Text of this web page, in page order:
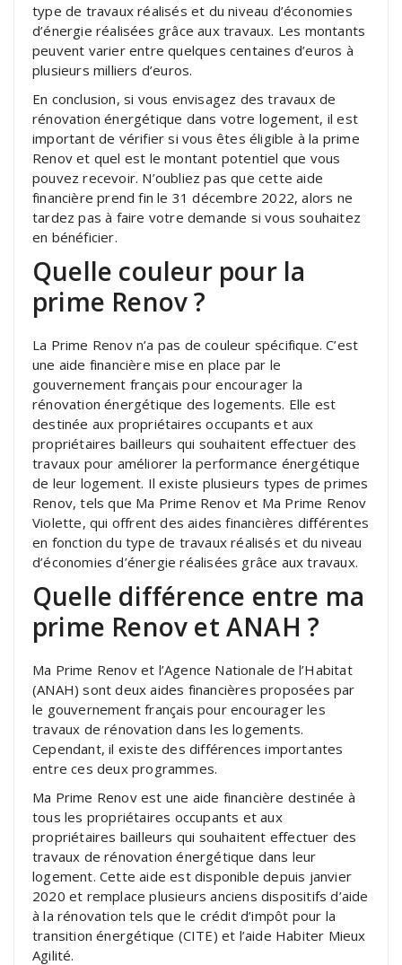
type de travaux réalisés et du niveau d’économies
d’énergie réalisées grâce aux travaux. Les montants
peuvent varier entre quelques centaines d’euros à
plusieurs milliers d’euros.
En conclusion, si vous envisagez des travaux de
rénovation énergétique dans votre logement, il est
important de vérifier si vous êtes éligible à la prime
Renov et quel est le montant potentiel que vous
pouvez recevoir. N’oubliez pas que cette aide
financière prend fin le 31 décembre 2022, alors ne
tardez pas à faire votre demande si vous souhaitez
en bénéficier.
Quelle couleur pour la
prime Renov ?
La Prime Renov n’a pas de couleur spécifique. C’est
une aide financière mise en place par le
gouvernement français pour encourager la
rénovation énergétique des logements. Elle est
destinée aux propriétaires occupants et aux
propriétaires bailleurs qui souhaitent effectuer des
travaux pour améliorer la performance énergétique
de leur logement. Il existe plusieurs types de primes
Renov, tels que Ma Prime Renov et Ma Prime Renov
Violette, qui offrent des aides financières différentes
en fonction du type de travaux réalisés et du niveau
d’économies d’énergie réalisées grâce aux travaux.
Quelle différence entre ma
prime Renov et ANAH ?
Ma Prime Renov et l’Agence Nationale de l’Habitat
(ANAH) sont deux aides financières proposées par
le gouvernement français pour encourager les
travaux de rénovation dans les logements.
Cependant, il existe des différences importantes
entre ces deux programmes.
Ma Prime Renov est une aide financière destinée à
tous les propriétaires occupants et aux
propriétaires bailleurs qui souhaitent effectuer des
travaux de rénovation énergétique dans leur
logement. Cette aide est disponible depuis janvier
2020 et remplace plusieurs anciens dispositifs d’aide
à la rénovation tels que le crédit d’impôt pour la
transition énergétique (CITE) et l’aide Habiter Mieux
Agilité.